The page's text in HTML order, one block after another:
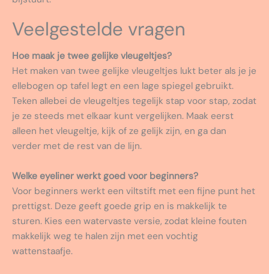
Veelgestelde vragen
Hoe maak je twee gelijke vleugeltjes?
Het maken van twee gelijke vleugeltjes lukt beter als je je
ellebogen op tafel legt en een lage spiegel gebruikt.
Teken allebei de vleugeltjes tegelijk stap voor stap, zodat
je ze steeds met elkaar kunt vergelijken. Maak eerst
alleen het vleugeltje, kijk of ze gelijk zijn, en ga dan
verder met de rest van de lijn.
Welke eyeliner werkt goed voor beginners?
Voor beginners werkt een viltstift met een fijne punt het
prettigst. Deze geeft goede grip en is makkelijk te
sturen. Kies een watervaste versie, zodat kleine fouten
makkelijk weg te halen zijn met een vochtig
wattenstaafje.